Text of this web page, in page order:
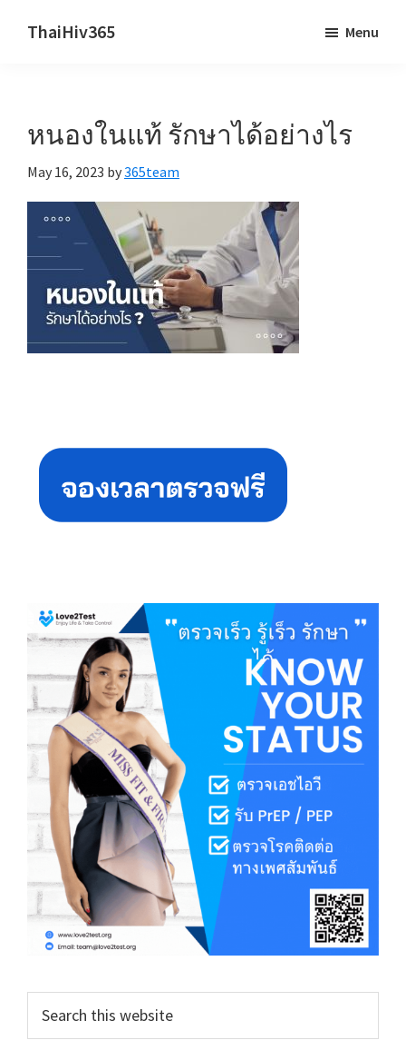
ThaiHiv365
behind.
Menu
หนองในแท้ รักษาได้อย่างไร
May 16, 2023 by365team
Sidebar
this